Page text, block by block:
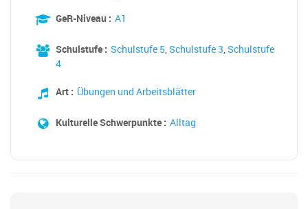
GeR-Niveau : A1
Schulstufe : Schulstufe 5,Schulstufe 3,Schulstufe
4
Art : Übungen und Arbeitsblätter
Kulturelle Schwerpunkte : Alltag